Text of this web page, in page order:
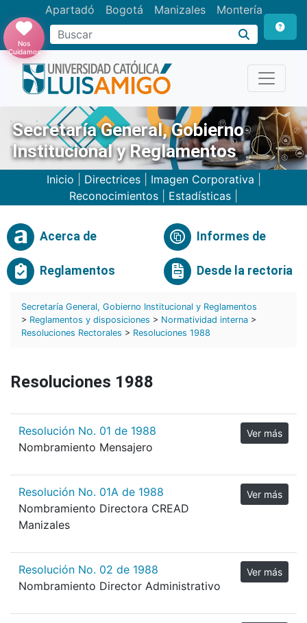
Apartadó Bogotá Manizales Montería
Buscar
Nos
Cuidamos
Secretaría General, Gobierno
Institucional y Reglamentos
Inicio Directrices| Imagen Corporativa
Reconocimientos
Estadísticas
Acerca de Informes de
Reglamentos Desde la rectoria
Secretaría General, Gobierno Institucional y Reglamentos
> Reglamentos y disposiciones > Normatividad interna >
Resoluciones Rectorales > Resoluciones 1988
Resoluciones 1988
Resolución No. 01 de 1988
Nombramiento Mensajero
Ver más
Resolución No. 01A de 1988
Nombramiento Directora CREAD
Manizales
Ver más
Resolución No. 02 de 1988
Nombramiento Director Administrativo
Ver más